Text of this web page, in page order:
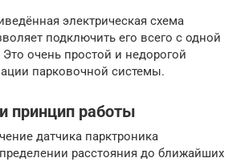
электрическая схема
подключить его всего с одной
очень простой и недорогой
парковочной системы.
принцип работы
датчика парктроника
расстояния до ближайших